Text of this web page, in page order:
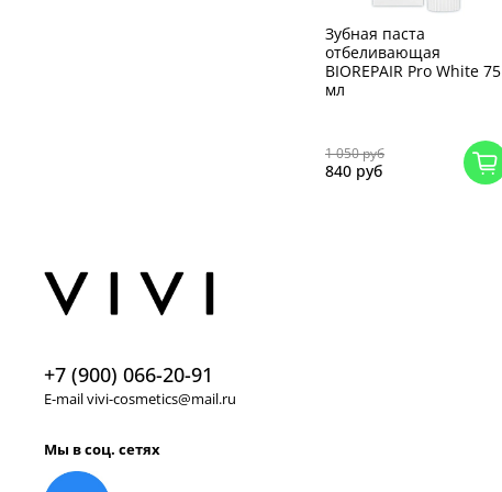
Зубная паста
отбеливающая
BIOREPAIR Pro White 75
мл
1 050 руб
840 руб
+7 (900) 066-20-91
E-mail vivi-cosmetics@mail.ru
Мы в соц. сетях